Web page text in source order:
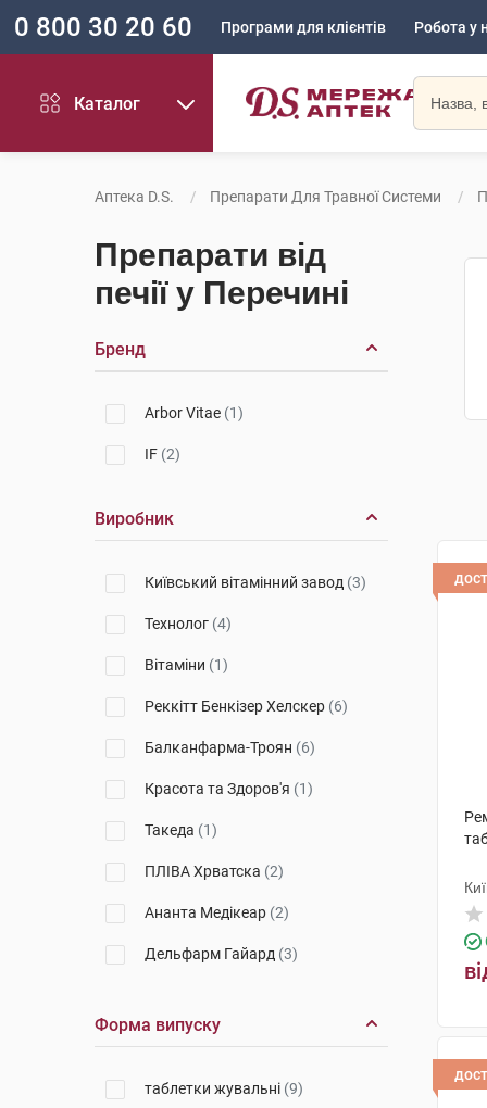
0 800 30 20 60 Програми для клієнтів Робота у
Каталог
Аптека D.S. Препарати Для Травної Системи
Препарати від
печії у Перечині
Бренд
Arbor Vitae (1)
IF (2)
Виробник
Київський вітамінний завод (3)
Технолог (4)
Вітаміни (1)
Реккітт Бенкізер Хелскер (6)
Балканфарма-Троян (6)
Красота та Здоров'я (1)
Такеда (1)
ПЛІВА Хрватска (2)
Ананта Медікеар (2)
Дельфарм Гайард (3)
Еліксир(1)
Форма випуску
таблетки жувальні (9)